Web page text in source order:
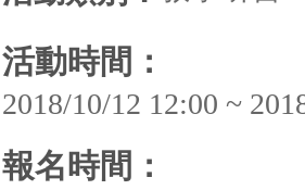
活動時間：
2018/10/12 12:00 ~
報名時間：